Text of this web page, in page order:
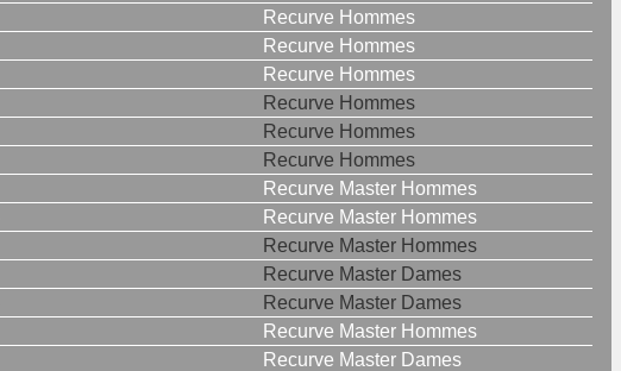
Recurve Hommes
Recurve Hommes
Recurve Hommes
Recurve Hommes
Recurve Hommes
Recurve Hommes
Recurve Master Hommes
Recurve Master Hommes
Recurve Master Hommes
Recurve Master Dames
Recurve Master Dames
Recurve Master Hommes
Recurve Master Dames